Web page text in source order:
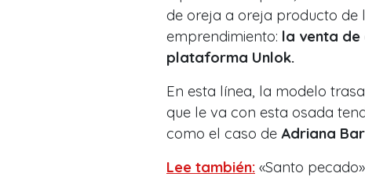
de oreja a oreja producto de
emprendimiento: la venta
plataforma Unlok.
En esta línea, la modelo
que le va con esta osada
como el caso de Adriana
Lee también: «Santo